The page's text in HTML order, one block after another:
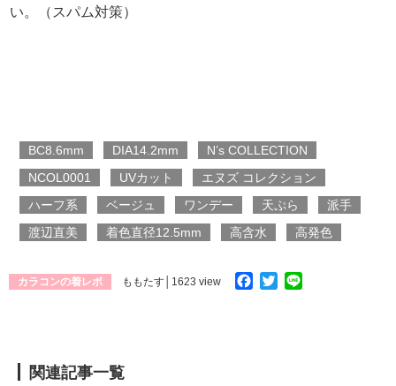
い。（スパム対策）
BC8.6mm DIA14.2mm
N’s COLLECTION
NCOL0001
UVカット
エヌズ コレクション
ハーフ系
ベージュ ワンデー 天ぷら
派手
渡辺直美
着色直径12.5mm 高含水 高発色
カラコンの着レポ ももたす │1623 view Facebook
Twitter
関連記事一覧